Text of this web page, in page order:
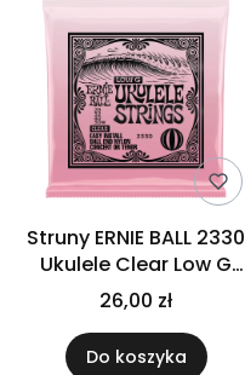
Struny ERNIE BALL 2330
Ukulele Clear Low G
(kulka)
26,00 zł
Do koszyka